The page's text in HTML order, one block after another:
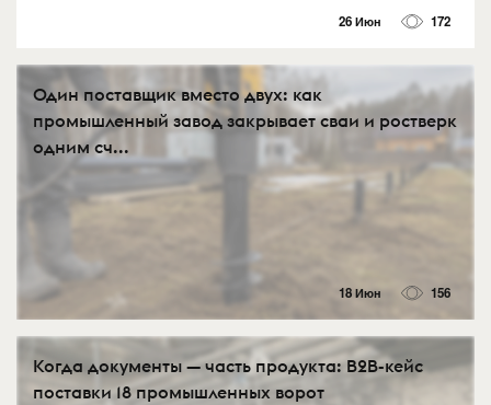
26 Июн 172
Один поставщик вместо двух: как
промышленный завод закрывает сваи и ростверк
одним сч...
18 Июн 156
Когда документы — часть продукта: B2B-кейс
поставки 18 промышленных ворот